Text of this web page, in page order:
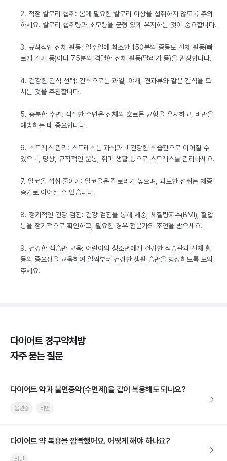
2. 적정 칼로리 섭취: 몸에 필요한 칼로리 이상을 섭취하지 않도록 주의
하세요. 칼로리 섭취량과 소모량을 균형 있게 유지하는 것이 중요합니다.
3. 규칙적인 신체 활동: 일주일에 최소한 150분의 중등도 신체 활동(빠
르게 걷기 등)이나 75분의 격렬한 신체 활동(달리기 등)을 권장합니다.
4. 건강한 간식 선택: 간식으로는 과일, 야채, 견과류와 같은 간식을 드
시는 것을 추천합니다.
5. 충분한 수면: 적절한 수면은 신체의 호르몬 균형을 유지하고, 비만을
예방하는 데 중요합니다.
6. 스트레스 관리: 스트레스는 과식과 비건강한 식습관으로 이어질 수
있으니, 명상, 규칙적인 운동, 취미 생활 등으로 스트레스를 관리하세요.
7. 알코올 섭취 줄이기: 알코올은 칼로리가 높으며, 과도한 섭취는 체중
증가로 이어질 수 있습니다.
8. 정기적인 건강 검진: 건강 검진을 통해 체중, 체질량지수(BMI), 혈압
등을 정기적으로 확인하고, 필요한 경우 전문가의 조언을 받으세요.
9. 건강한 식습관 교육: 어린이와 청소년에게 건강한 식습관과 신체 활
동의 중요성을 교육하여 일찍부터 건강한 생활 습관을 형성하도록 도와
주세요.
다이어트 경구약처방
자주 묻는 질문
다이어트 약과 불면증약(수면제)을 같이 복용해도 되나요?
불면증 비만
다이어트 약 복용을 깜빡했어요. 어떻게 해야 하나요?
비만